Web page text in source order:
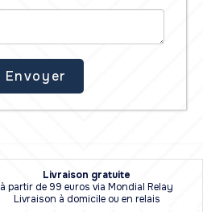
Envoyer
Livraison gratuite
à partir de 99 euros via Mondial Relay
Livraison à domicile ou en relais